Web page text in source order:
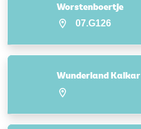
Worstenboertje
07.G126
Wunderland Kalkar